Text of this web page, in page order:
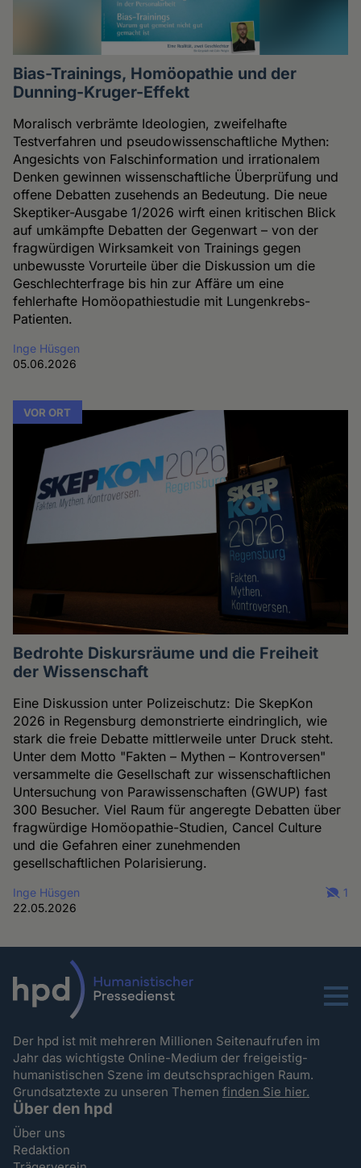
Bias-Trainings, Homöopathie und der
Dunning-Kruger-Effekt
Moralisch verbrämte Ideologien, zweifelhafte
Testverfahren und pseudowissenschaftliche Mythen:
Angesichts von Falschinformation und irrationalem
Denken gewinnen wissenschaftliche Überprüfung und
offene Debatten zusehends an Bedeutung. Die neue
Skeptiker-Ausgabe 1/2026 wirft einen kritischen Blick
auf umkämpfte Debatten der Gegenwart – von der
fragwürdigen Wirksamkeit von Trainings gegen
unbewusste Vorurteile über die Diskussion um die
Geschlechterfrage bis hin zur Affäre um eine
fehlerhafte Homöopathiestudie mit Lungenkrebs-
Patienten.
Inge Hüsgen
05.06.2026
VOR ORT
Bedrohte Diskursräume und die Freiheit
der Wissenschaft
Eine Diskussion unter Polizeischutz: Die SkepKon
2026 in Regensburg demonstrierte eindringlich, wie
stark die freie Debatte mittlerweile unter Druck steht.
Unter dem Motto "Fakten – Mythen – Kontroversen"
versammelte die Gesellschaft zur wissenschaftlichen
Untersuchung von Parawissenschaften (GWUP) fast
300 Besucher. Viel Raum für angeregte Debatten über
fragwürdige Homöopathie-Studien, Cancel Culture
und die Gefahren einer zunehmenden
gesellschaftlichen Polarisierung.
Inge Hüsgen
22.05.2026
1
Menu
Der hpd ist mit mehreren Millionen Seitenaufrufen im
Jahr das wichtigste Online-Medium der freigeistig-
humanistischen Szene im deutschsprachigen Raum.
Grundsatztexte zu unseren Themenfinden Sie hier.
Über den hpd
Über uns
Redaktion